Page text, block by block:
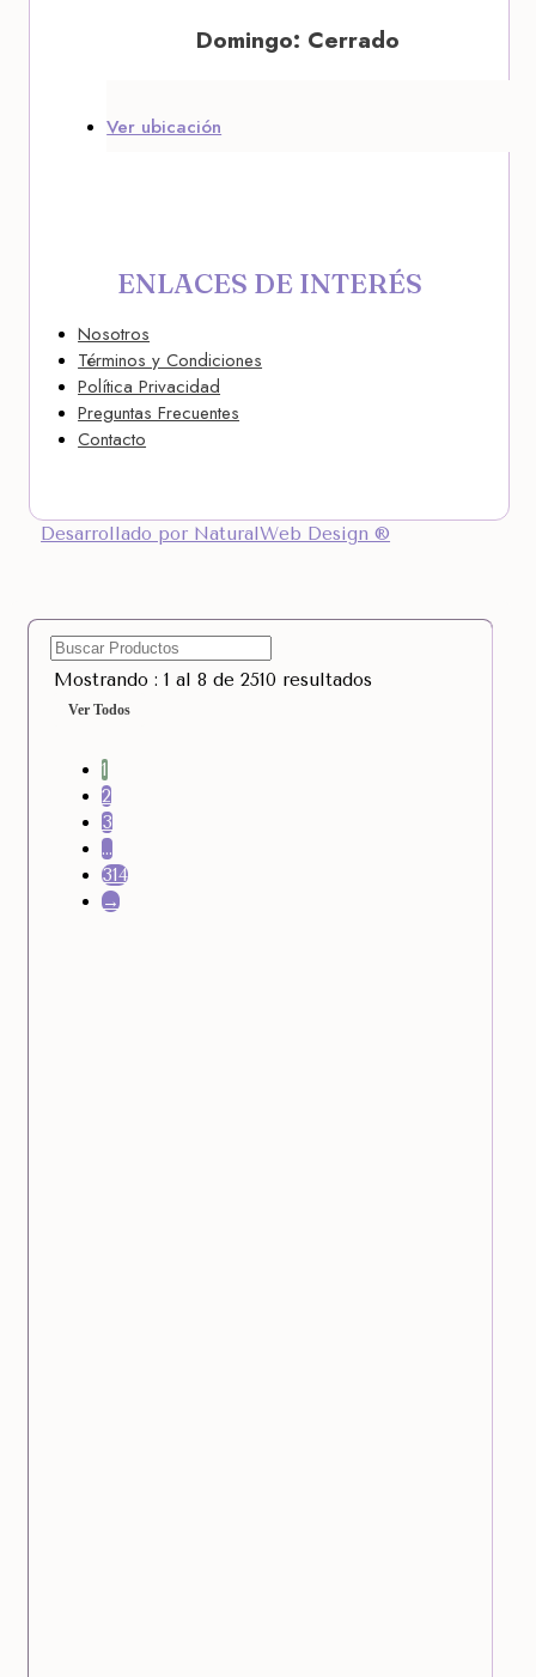
Domingo: Cerrado
Ver ubicación
ENLACES DE INTERÉS
Nosotros
Términos y Condiciones
Política Privacidad
Preguntas Frecuentes
Contacto
Desarrollado por NaturalWeb Design ®
Mostrando : 1 al 8 de 2510 resultados
Ver Todos
1
2
3
…
314
→